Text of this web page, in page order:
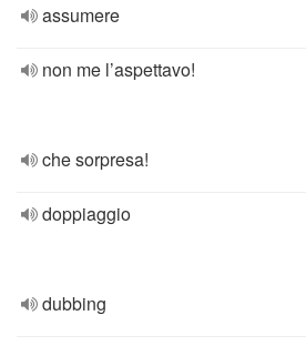
assumere
non me l’aspettavo!
che sorpresa!
doppiaggio
dubbing